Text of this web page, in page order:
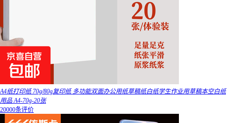
A4纸打印纸 70g/80g复印纸 多功能双面办公用纸草稿纸白纸学生作业用草稿本空白纸
用品 A4-70g-20张
20000条评价